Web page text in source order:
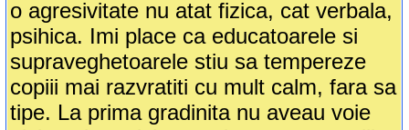
o agresivitate nu atat fizica, cat verbala,
psihica. Imi place ca educatoarele si
supraveghetoarele stiu sa tempereze
copiii mai razvratiti cu mult calm, fara sa
tipe. La prima gradinita nu aveau voie